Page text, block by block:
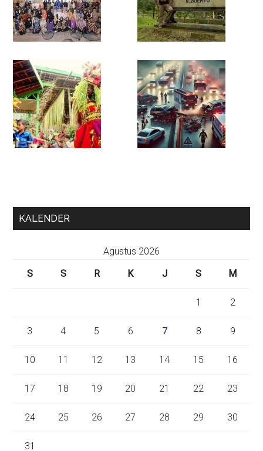
KALENDER
Agustus 2026
S
S R K J S M
1 2
3 4 5 6 7 8 9
10 11 12 13 14 15 16
17 18 19 20 21 22 23
24 25 26 27 28 29 30
31